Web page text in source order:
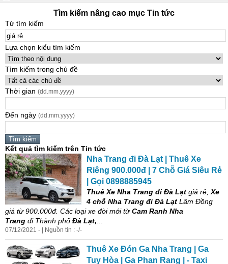
Tìm kiếm nâng cao mục Tin tức
Từ tìm kiếm
Lựa chọn kiểu tìm kiếm
Tìm kiếm trong chủ đề
Thời gian (dd.mm.yyyy)
Đến ngày (dd.mm.yyyy)
Kết quả tìm kiếm trên Tin tức
Nha Trang đi Đà Lạt | Thuê Xe
Riêng 900.000đ | 7 Chỗ Giá Siêu Rẻ
| Gọi 0898885945
Thuê Xe Nha Trang đi Đà Lạt giá rẻ Xe
4 chỗ Nha Trang đi Đà Lạt Lâm Đồng
giá từ 900.000đ. Các loại xe đời mới từCam Ranh Nha
Trang đi Thành phốĐà Lạt,
07/12/2021 - | Nguồn tin : -/-
Thuê Xe Đón Ga Nha Trang | Ga
Tuy Hòa | Ga Phan Rang | - Taxi